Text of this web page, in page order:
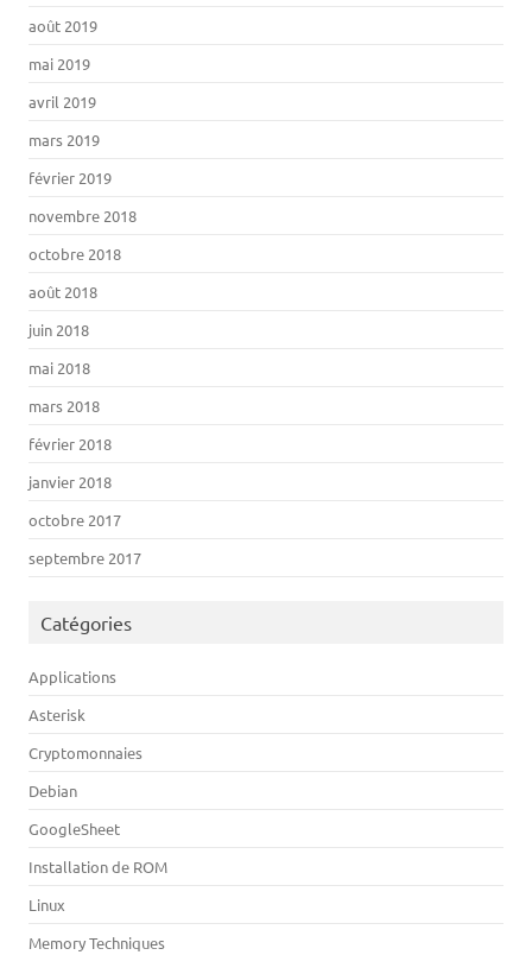
août 2019
mai 2019
avril 2019
mars 2019
février 2019
novembre 2018
octobre 2018
août 2018
juin 2018
mai 2018
mars 2018
février 2018
janvier 2018
octobre 2017
septembre 2017
Catégories
Applications
Asterisk
Cryptomonnaies
Debian
GoogleSheet
Installation de ROM
Linux
Memory Techniques